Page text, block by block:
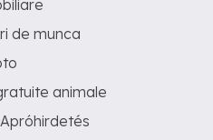
de munca
animale